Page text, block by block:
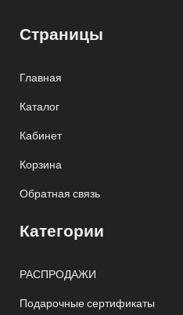
Страницы
Главная
Каталог
Кабинет
Корзина
Обратная связь
Категории
РАСПРОДАЖИ
Подарочные сертификаты